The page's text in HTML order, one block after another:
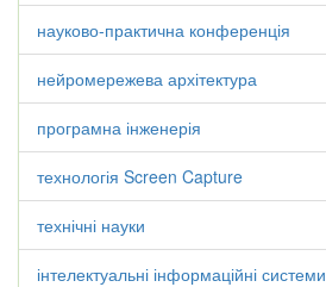
науково-практична конференція
нейромережева архітектура
програмна інженерія
технологія Screen Capture
технічні науки
інтелектуальні інформаційні системи